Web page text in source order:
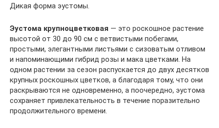
Дикая форма эустомы.
Эустома крупноцветковая — это роскошное растение
высотой от 30 до 90 см с ветвистыми побегами,
простыми, элегантными листьями с сизоватым отливом
и напоминающими гибрид розы и мака цветками. На
одном растении за сезон распускается до двух десятков
крупных роскошных цветков, а благодаря тому, что они
раскрываются не одновременно, а поочередно, эустома
сохраняет привлекательность в течение поразительно
продолжительного времени.